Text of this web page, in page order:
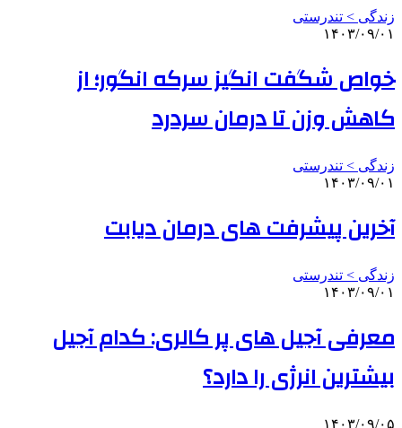
زندگی > تندرستی
۱۴۰۳/۰۹/۰۱
خواص شگفت انگیز سرکه انگور؛ از
کاهش وزن تا درمان سردرد
زندگی > تندرستی
۱۴۰۳/۰۹/۰۱
آخرین پیشرفت‌ های درمان دیابت
زندگی > تندرستی
۱۴۰۳/۰۹/۰۱
معرفی آجیل های پر کالری: کدام آجیل
بیشترین انرژی را دارد؟
۱۴۰۳/۰۹/۰۵